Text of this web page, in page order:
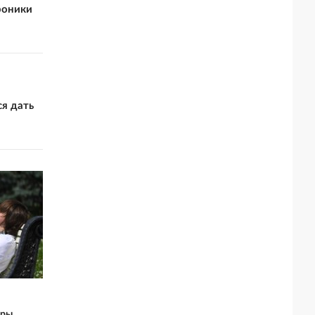
дать